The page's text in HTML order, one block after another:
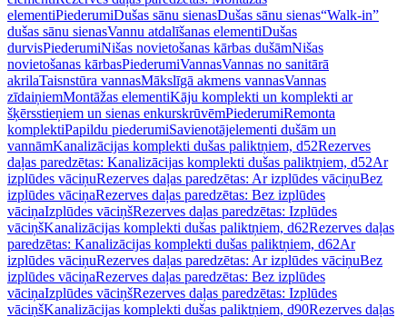
elementiPiederumiDušas sānu sienasDušas sānu sienas“Walk-in”
dušas sānu sienasVannu atdalīšanas elementiDušas
durvisPiederumiNišas novietošanas kārbas dušāmNišas
novietošanas kārbasPiederumiVannasVannas no sanitārā
akrilaTaisnstūra vannasMākslīgā akmens vannasVannas
zīdaiņiemMontāžas elementiKāju komplekti un komplekti ar
šķērsstieņiem un sienas enkurskrūvēmPiederumiRemonta
komplektiPapildu piederumiSavienotājelementi dušām un
vannāmKanalizācijas komplekti dušas paliktņiem, d52Rezerves
daļas paredzētas: Kanalizācijas komplekti dušas paliktņiem, d52Ar
izplūdes vāciņuRezerves daļas paredzētas: Ar izplūdes vāciņuBez
izplūdes vāciņaRezerves daļas paredzētas: Bez izplūdes
vāciņaIzplūdes vāciņšRezerves daļas paredzētas: Izplūdes
vāciņšKanalizācijas komplekti dušas paliktņiem, d62Rezerves daļas
paredzētas: Kanalizācijas komplekti dušas paliktņiem, d62Ar
izplūdes vāciņuRezerves daļas paredzētas: Ar izplūdes vāciņuBez
izplūdes vāciņaRezerves daļas paredzētas: Bez izplūdes
vāciņaIzplūdes vāciņšRezerves daļas paredzētas: Izplūdes
vāciņšKanalizācijas komplekti dušas paliktņiem, d90Rezerves daļas